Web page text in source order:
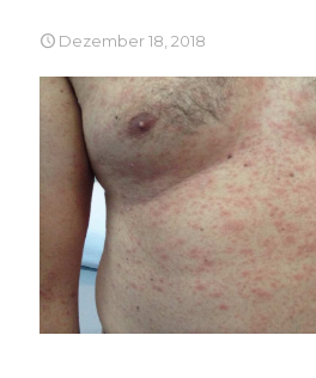
Dezember 18, 2018